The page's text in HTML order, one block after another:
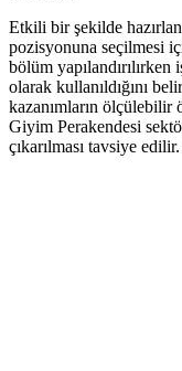
Etkili bir şekilde
pozisyonuna seçilmesi
bölüm
olarak kullanıldığını
kazanımların
Giyim Perakendesi
çıkarılması tavsiye edilir.